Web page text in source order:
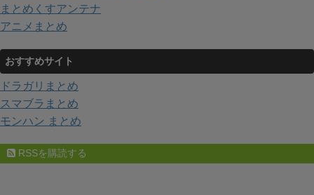
まとめくすアンテナ
アニメまとめ
おすすめサイト
ドラガリまとめ
スマブラまとめ
モンハン まとめ
RSSを購読する